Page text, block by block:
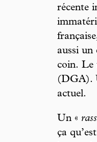
récente
aussi
coin. Le
(DGA).
actuel.
Un «
ça